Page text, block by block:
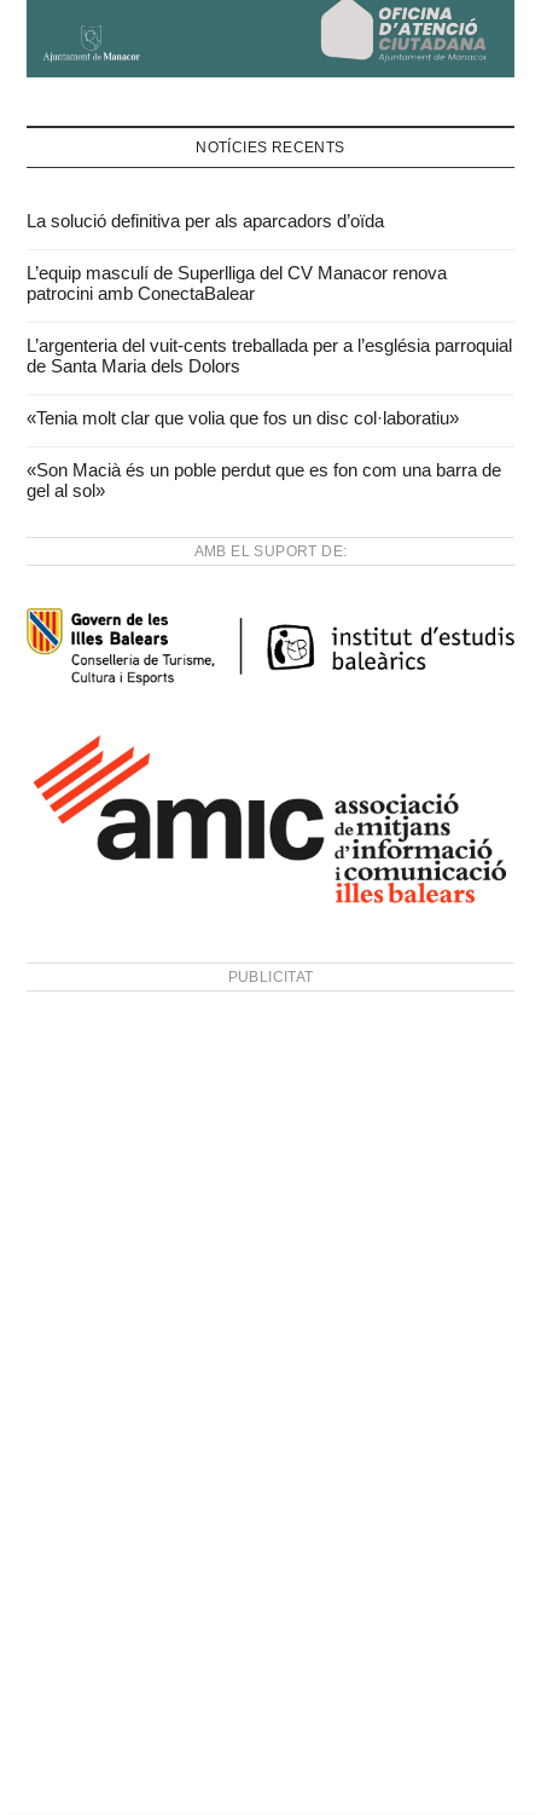
NOTÍCIES RECENTS
La solució definitiva per als aparcadors d’oïda
L’equip masculí de Superlliga del CV Manacor renova
patrocini amb ConectaBalear
L’argenteria del vuit-cents treballada per a l’església parroquial
de Santa Maria dels Dolors
«Tenia molt clar que volia que fos un disc col·laboratiu»
«Son Macià és un poble perdut que es fon com una barra de
gel al sol»
AMB EL SUPORT DE:
PUBLICITAT